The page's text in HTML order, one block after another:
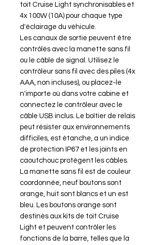
toit Cruise Light synchronisables et
4x 100W (10A) pour chaque type
d'éclairage du véhicule.
Les canaux de sortie peuvent être
contrôlés avec la manette sans fil
ou le câble de signal. Utilisez le
contrôleur sans fil avec des piles (4x
AAA, non incluses), ou placez-le
n'importe où dans votre cabine et
connectez le contrôleur avec le
câble USB inclus. Le boîtier de relais
peut résister aux environnements
difficiles, est étanche, a un indice
de protection IP67 et les joints en
caoutchouc protègent les câbles.
La manette sans fil est de couleur
coordonnée, neuf boutons sont
orange, huit sont blancs et un est
bleu. Les boutons orange sont
destinés aux kits de toit Cruise
Light et peuvent contrôler les
fonctions de la barre, telles que la